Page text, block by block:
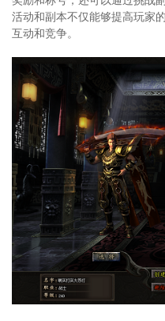
活动和副本不仅能够提高玩家
互动和竞争。